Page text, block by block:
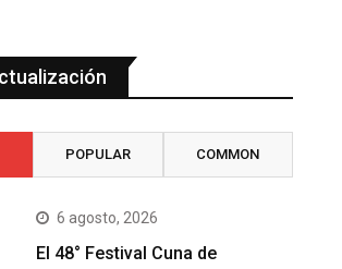
POPULAR COMMON
6 agosto, 2026
El 48° Festival Cuna de